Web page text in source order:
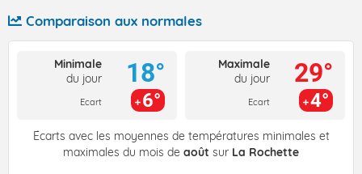
Comparaison aux normales
Minimale
du jour
Ecart
18°
6°
Maximale
du jour
Ecart
29°
4°
Écarts avec les moyennes de températures minimales et
maximales du mois de août sur La Rochette